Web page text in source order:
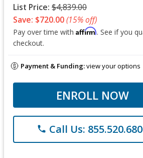
List Price: $4,839.00
Save: $720.00(15% off)
Pay over time with Affirm. See if you
checkout.
Payment & Funding:view your options
ENROLL NOW
phone Call Us: